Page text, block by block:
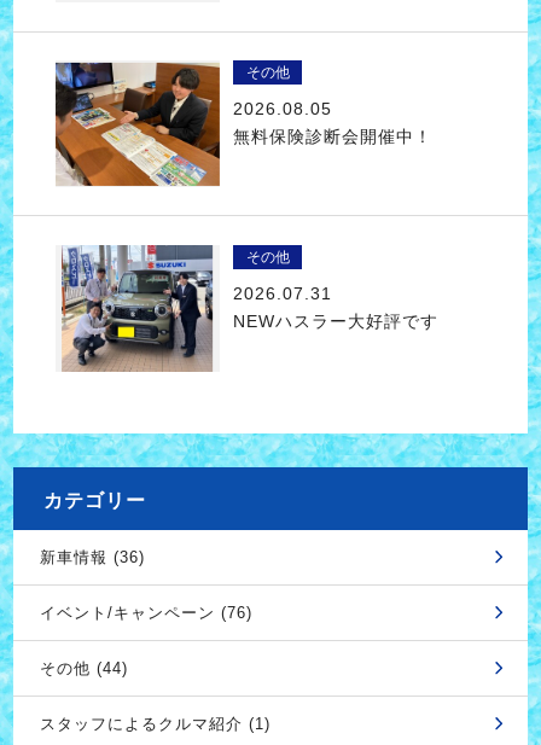
その他
2026.08.05
無料保険診断会開催中！
その他
2026.07.31
NEWハスラー大好評です
カテゴリー
新車情報 (36)
イベント/キャンペーン (76)
その他 (44)
スタッフによるクルマ紹介 (1)